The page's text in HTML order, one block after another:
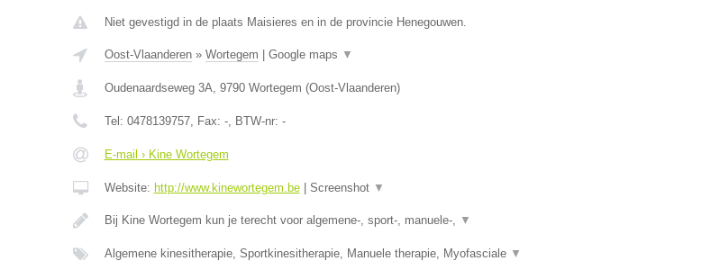
Niet gevestigd in de plaats Maisieres en in de provincie Henegouwen.
Oost-Vlaanderen» Wortegem Google maps ▼
Oudenaardseweg 3A, 9790 Wortegem (Oost-Vlaanderen)
Tel: 0478139757, Fax: -, BTW-nr: -
E-mail › Kine Wortegem
Website: http://www.kinewortegem.be| Screenshot ▼
Bij Kine Wortegem kun je terecht voor algemene-, sport-, manuele-, ▼
Algemene kinesitherapie, Sportkinesitherapie, Manuele therapie, Myofasciale ▼